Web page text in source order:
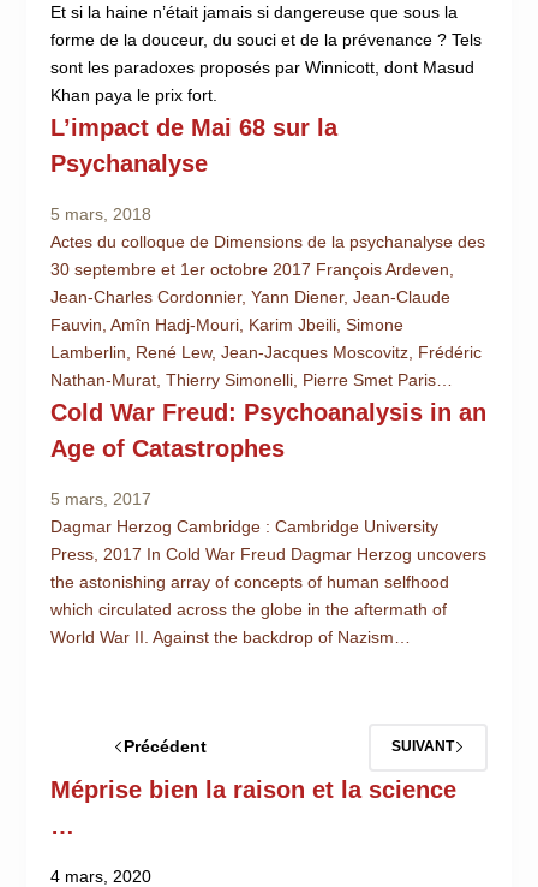
Et si la haine n’était jamais si dangereuse que sous la
forme de la douceur, du souci et de la prévenance ? Tels
sont les paradoxes proposés par Winnicott, dont Masud
Khan paya le prix fort.
L’impact de Mai 68 sur la
Psychanalyse
5 mars, 2018
Actes du colloque de Dimensions de la psychanalyse des
30 septembre et 1er octobre 2017 François Ardeven,
Jean-Charles Cordonnier, Yann Diener, Jean-Claude
Fauvin, Amîn Hadj-Mouri, Karim Jbeili, Simone
Lamberlin, René Lew, Jean-Jacques Moscovitz, Frédéric
Nathan-Murat, Thierry Simonelli, Pierre Smet Paris…
Cold War Freud: Psychoanalysis in an
Age of Catastrophes
5 mars, 2017
Dagmar Herzog Cambridge : Cambridge University
Press, 2017 In Cold War Freud Dagmar Herzog uncovers
the astonishing array of concepts of human selfhood
which circulated across the globe in the aftermath of
World War II. Against the backdrop of Nazism…
Précédent SUIVANT
Méprise bien la raison et la science
…
4 mars, 2020